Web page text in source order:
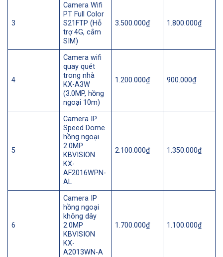
3
Camera Wifi
PT Full Color
S21FTP (Hỗ
trợ 4G, cắm
SIM)
3.500.000₫ 1.800.000₫
4
Camera wifi
quay quét
trong nhà
KX-A3W
(3.0MP, hồng
ngoại 10m)
1.200.000₫ 900.000₫
5
Camera IP
Speed Dome
hồng ngoại
2.0MP
KBVISION
KX-
AF2016WPN-
AL
2.100.000₫ 1.350.000₫
6
Camera IP
hồng ngoại
không dây
2.0MP
KBVISION
KX-
A2013WN-A
1.700.000₫ 1.100.000₫